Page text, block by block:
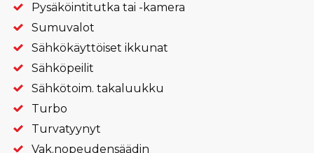
Pysäköintitutka tai -kamera
Sumuvalot
Sähkökäyttöiset ikkunat
Sähköpeilit
Sähkötoim. takaluukku
Turbo
Turvatyynyt
Vak.nopeudensäädin